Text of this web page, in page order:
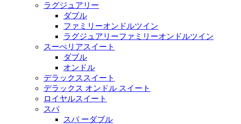
ラグジュアリー
ダブル
ファミリーオンドルツイン
ラグジュアリーファミリーオンドルツイン
スーぺリアスイート
ダブル
オンドル
デラックススイート
デラックス オンドル スイート
ロイヤルスイート
スパ
スパ ーダブル